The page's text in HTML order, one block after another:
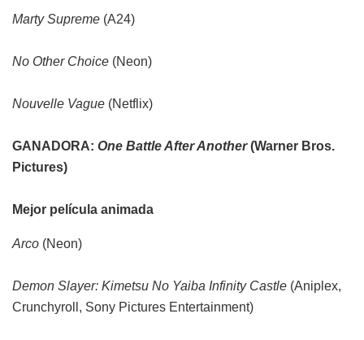
Marty Supreme (A24)
No Other Choice (Neon)
Nouvelle Vague (Netflix)
GANADORA: One Battle After Another(Warner Bros.
Pictures)
Mejor película animada
Arco (Neon)
Demon Slayer: Kimetsu No Yaiba Infinity Castle (Aniplex,
Crunchyroll, Sony Pictures Entertainment)